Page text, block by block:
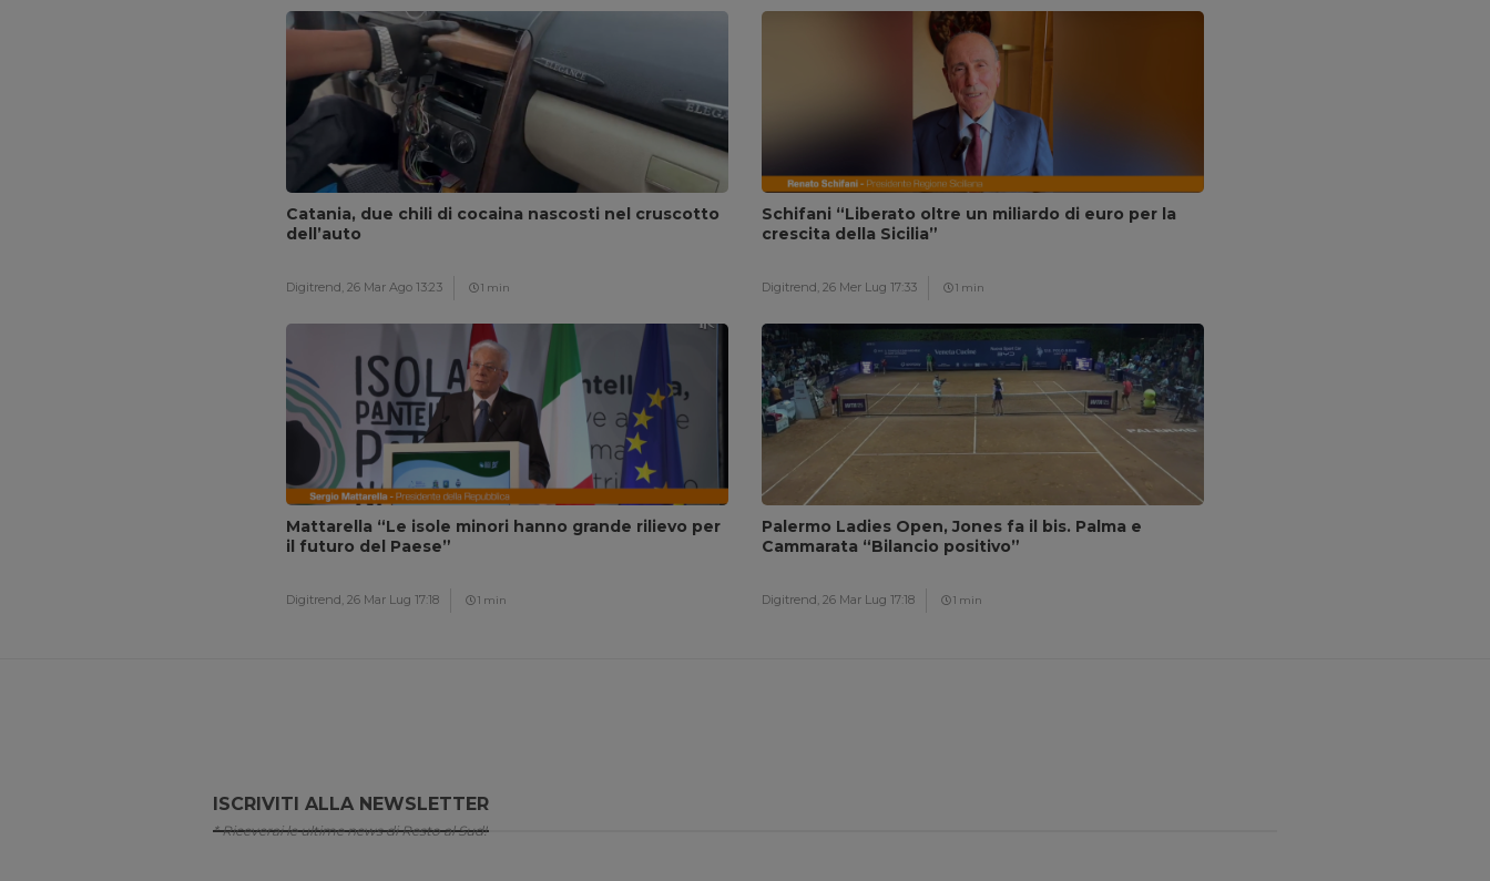
Catania, due chili di cocaina nascosti nel cruscotto
dell’auto
Digitrend, 26 Mar Ago 13:23 1 min
Schifani “Liberato oltre un miliardo di euro per la
crescita della Sicilia”
Digitrend, 26 Mer Lug 17:33 1 min
Mattarella “Le isole minori hanno grande rilievo per
il futuro del Paese”
Digitrend, 26 Mar Lug 17:18 1 min
Palermo Ladies Open, Jones fa il bis. Palma e
Cammarata “Bilancio positivo”
Digitrend, 26 Mar Lug 17:18 1 min
ISCRIVITI ALLA NEWSLETTER
* Riceverai le ultime news di Resto al Sud!